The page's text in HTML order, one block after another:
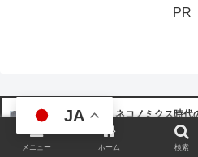
PR
ネコノミクス時代
猫好きさんのみなら
猫をモチーフにした商
すと注目されていま
例を参考に、共感を呼
メニュー ホーム 検索
JA